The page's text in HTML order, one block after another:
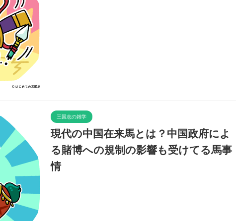
三国志の雑学
現代の中国在来馬とは？中国政府によ
る賭博への規制の影響も受けてる馬事
情